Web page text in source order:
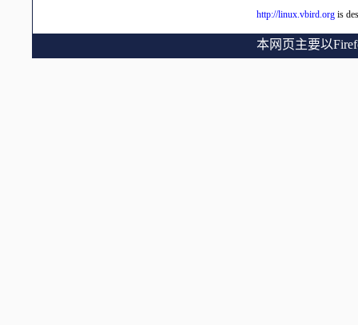
http://linux.vbird.org is
本网页主要以